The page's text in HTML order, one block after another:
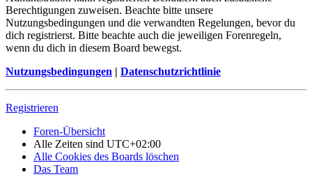
Berechtigungen zuweisen. Beachte bitte unsere
Nutzungsbedingungen und die verwandten Regelungen, bevor du
dich registrierst. Bitte beachte auch die jeweiligen Forenregeln,
wenn du dich in diesem Board bewegst.
Nutzungsbedingungen | Datenschutzrichtlinie
Registrieren
Foren-Übersicht
Alle Zeiten sind UTC+02:00
Alle Cookies des Boards löschen
Das Team